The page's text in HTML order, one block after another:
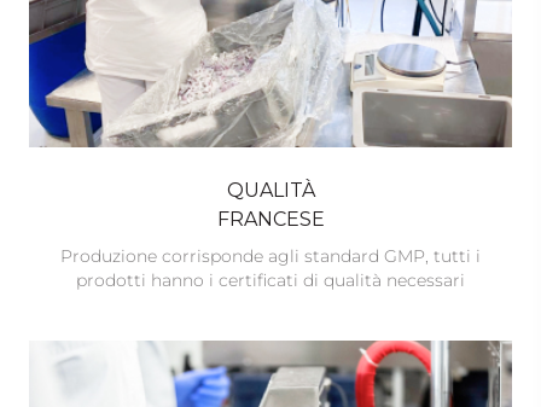
QUALITÀ
FRANCESE
Produzione corrisponde agli standard GMP, tutti i
prodotti hanno i certificati di qualità necessari